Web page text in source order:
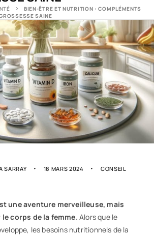
BIEN-ÊTRE ET NUTRITION : COMPLÉMENTS
SAINE
SARRAY 18 MARS 2024 CONSEIL
une aventure merveilleuse, mais
corps de la femme. Alors que le
les besoins nutritionnels de la